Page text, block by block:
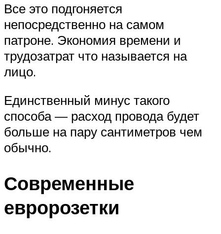
Все это подгоняется
непосредственно на самом
патроне. Экономия времени и
трудозатрат что называется на
лицо.
Единственный минус такого
способа — расход провода будет
больше на пару сантиметров чем
обычно.
Современные
евророзетки